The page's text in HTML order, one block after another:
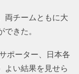
両チームともに大
きた。
ポーター、日本各
よい結果を見せら